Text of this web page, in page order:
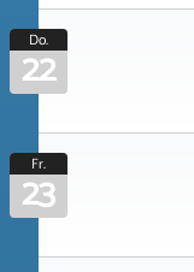
Do.
22
Fr.
23